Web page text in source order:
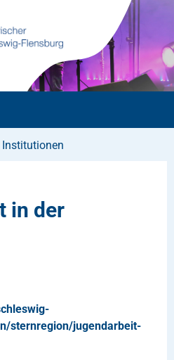
Institutionen
in der
sternregion/jugendarbeit-